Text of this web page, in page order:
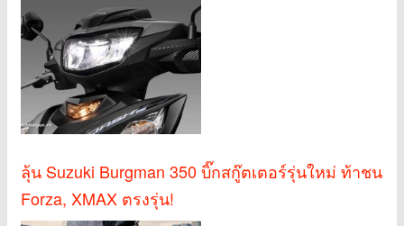
ลุ้น Suzuki Burgman 350 บิ๊กสกู๊ตเตอร์รุ่นใหม่ ท้าชน
Forza, XMAX ตรงรุ่น!